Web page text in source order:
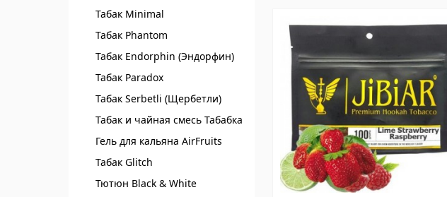
Табак Minimal
Табак Phantom
Табак Endorphin (Эндорфин)
Табак Paradox
Табак Serbetli (Щербетли)
Табак и чайная смесь Табабка
Гель для кальяна AirFruits
Табак Glitch
Тютюн Black & White